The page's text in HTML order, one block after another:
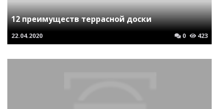
12 преимуществ террасной доски
22.04.2020 0 423